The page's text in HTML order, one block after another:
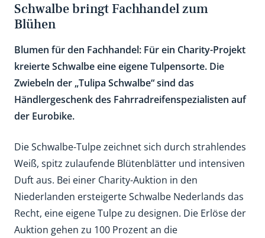
Schwalbe bringt Fachhandel zum
Blühen
Blumen für den Fachhandel: Für ein Charity-Projekt
kreierte Schwalbe eine eigene Tulpensorte. Die
Zwiebeln der „Tulipa Schwalbe“ sind das
Händlergeschenk des Fahrradreifenspezialisten auf
der Eurobike.
Die Schwalbe-Tulpe zeichnet sich durch strahlendes
Weiß, spitz zulaufende Blütenblätter und intensiven
Duft aus. Bei einer Charity-Auktion in den
Niederlanden ersteigerte Schwalbe Nederlands das
Recht, eine eigene Tulpe zu designen. Die Erlöse der
Auktion gehen zu 100 Prozent an die